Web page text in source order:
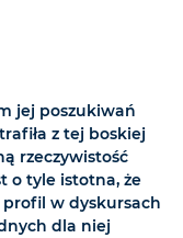
jej poszukiwań
z tej boskiej
rzeczywistość
o tyle istotna, że
profil w dyskursach
dla niej